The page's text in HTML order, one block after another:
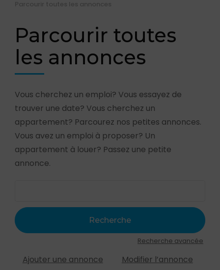
Parcourir toutes
les annonces
Vous cherchez un emploi? Vous essayez de
trouver une date? Vous cherchez un
appartement? Parcourez nos petites annonces.
Vous avez un emploi à proposer? Un
appartement à louer? Passez une petite
annonce.
Recherche avancée
Ajouter une annonce
Modifier l’annonce